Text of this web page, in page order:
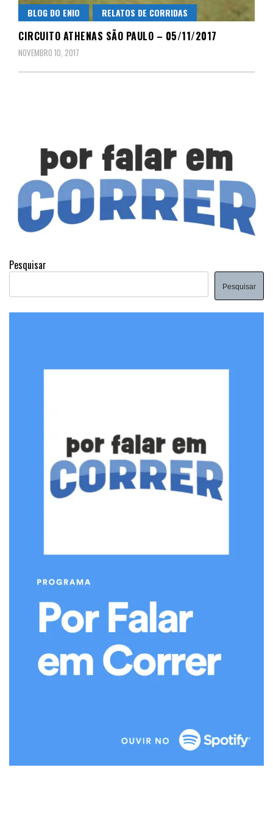
BLOG DO ENIO RELATOS DE CORRIDAS
CIRCUITO ATHENAS SÃO PAULO – 05/11/2017
NOVEMBRO 10, 2017
Pesquisar
Pesquisar